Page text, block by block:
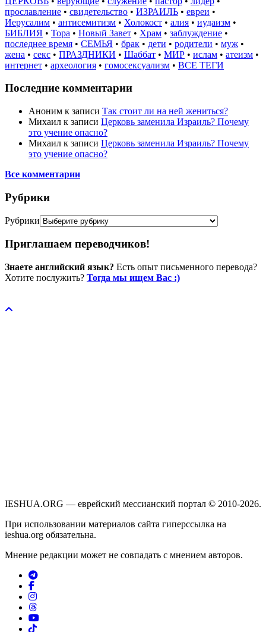
прославление • свидетельство • ИЗРАИЛЬ • евреи •
Иерусалим • антисемитизм • Холокост • алия • иудаизм •
БИБЛИЯ • Тора • Новый Завет • Храм • заблуждение •
последнее время • СЕМЬЯ • брак • дети • родители • муж •
жена • секс • ПРАЗДНИКИ • Шаббат • МИР • ислам • атеизм •
интернет • археология • гомосексуализм • ВСЕ ТЕГИ
Последние комментарии
Аноним к записи Так стоит ли на ней жениться?
Михаил к записи Церковь заменила Израиль? Почему
это учение опасно?
Михаил к записи Церковь заменила Израиль? Почему
это учение опасно?
Все комментарии
Рубрики
Рубрики
Приглашаем переводчиков!
Знаете английский язык? Есть опыт письменного перевода?
Хотите послужить? Тогда мы ищем Вас :)
IESHUA.ORG — еврейский мессианский портал © 2010-2026.
При использовании материалов сайта гиперссылка на
ieshua.org обязательна.
Мнение редакции может не совпадать с мнением авторов.